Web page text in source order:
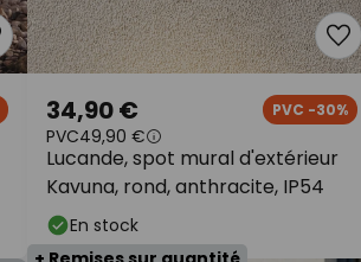
Lucande, spot mural d'extérieur
Kavuna, rond, anthracite, IP54
34,90 € PVC -30%
PVC49,90 €
En stock